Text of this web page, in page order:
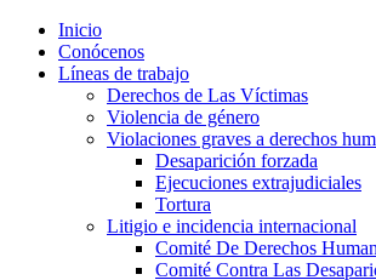
Inicio
Conócenos
Líneas de trabajo
Derechos de Las Víctimas
Violencia de género
Violaciones graves a derechos
Desaparición forzada​
Ejecuciones extrajudiciales
Tortura
Litigio e incidencia internacional
Comité De Derechos
Comité Contra Las